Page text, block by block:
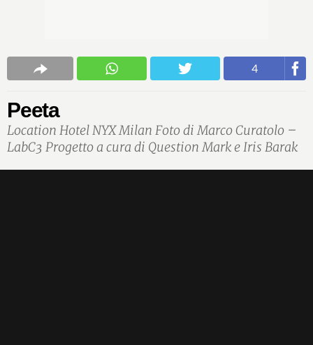
4
Peeta
Location Hotel NYX Milan Foto di Marco Curatolo –
LabC3 Progetto a cura di Question Mark e Iris Barak